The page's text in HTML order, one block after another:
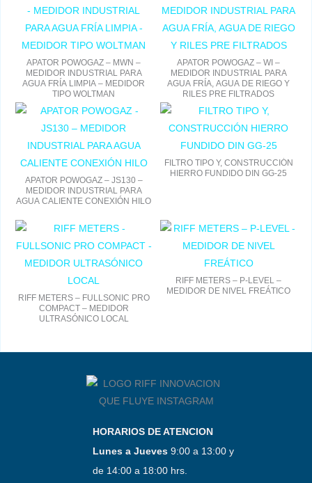
APATOR POWOGAZ – MWN –
MEDIDOR INDUSTRIAL PARA
AGUA FRÍA LIMPIA – MEDIDOR
TIPO WOLTMAN
APATOR POWOGAZ – WI –
MEDIDOR INDUSTRIAL PARA
AGUA FRÍA, AGUA DE RIEGO Y
RILES PRE FILTRADOS
APATOR POWOGAZ – JS130 –
MEDIDOR INDUSTRIAL PARA
AGUA CALIENTE CONEXIÓN HILO
FILTRO TIPO Y, CONSTRUCCIÓN
HIERRO FUNDIDO DIN GG-25
RIFF METERS – FULLSONIC PRO
COMPACT – MEDIDOR
ULTRASÓNICO LOCAL
RIFF METERS – P-LEVEL –
MEDIDOR DE NIVEL FREÁTICO
HORARIOS DE ATENCION
Lunes a Jueves9:00 a 13:00 y
de 14:00 a 18:00 hrs.